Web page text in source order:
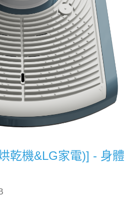
乾機&LG家電)] - 身體